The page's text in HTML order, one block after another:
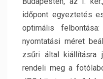
időpont egyeztetés
optimális
nyomtatási méret
zsűri által kiállításra
rendeli meg a